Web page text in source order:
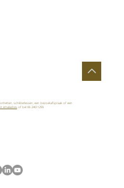
schilderlessen, een bezoekafspraak of een
emailadresof bel 06 24611299.